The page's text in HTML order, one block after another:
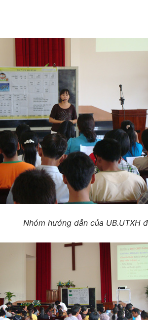
Nhóm hướng dẫn của UB.UTXH